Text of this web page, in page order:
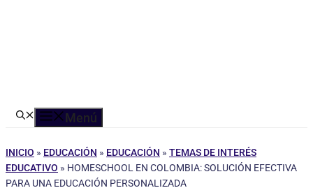
Menú
INICIO » EDUCACIÓN » EDUCACIÓN » TEMAS DE INTERÉS
EDUCATIVO » HOMESCHOOL EN COLOMBIA: SOLUCIÓN EFECTIVA
PARA UNA EDUCACIÓN PERSONALIZADA